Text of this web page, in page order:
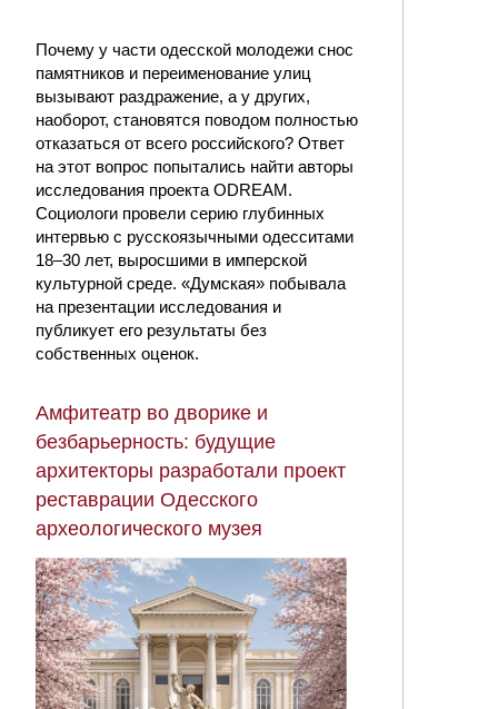
Почему у части одесской молодежи снос
памятников и переименование улиц
вызывают раздражение, а у других,
наоборот, становятся поводом полностью
отказаться от всего российского? Ответ
на этот вопрос попытались найти авторы
исследования проекта ODREAM.
Социологи провели серию глубинных
интервью с русскоязычными одесситами
18–30 лет, выросшими в имперской
культурной среде. «Думская» побывала
на презентации исследования и
публикует его результаты без
собственных оценок.
Амфитеатр во дворике и
безбарьерность: будущие
архитекторы разработали проект
реставрации Одесского
археологического музея